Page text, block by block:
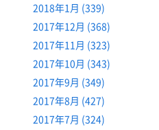
2018年1月 (339)
2017年12月 (368)
2017年11月 (323)
2017年10月 (343)
2017年9月 (349)
2017年8月 (427)
2017年7月 (324)